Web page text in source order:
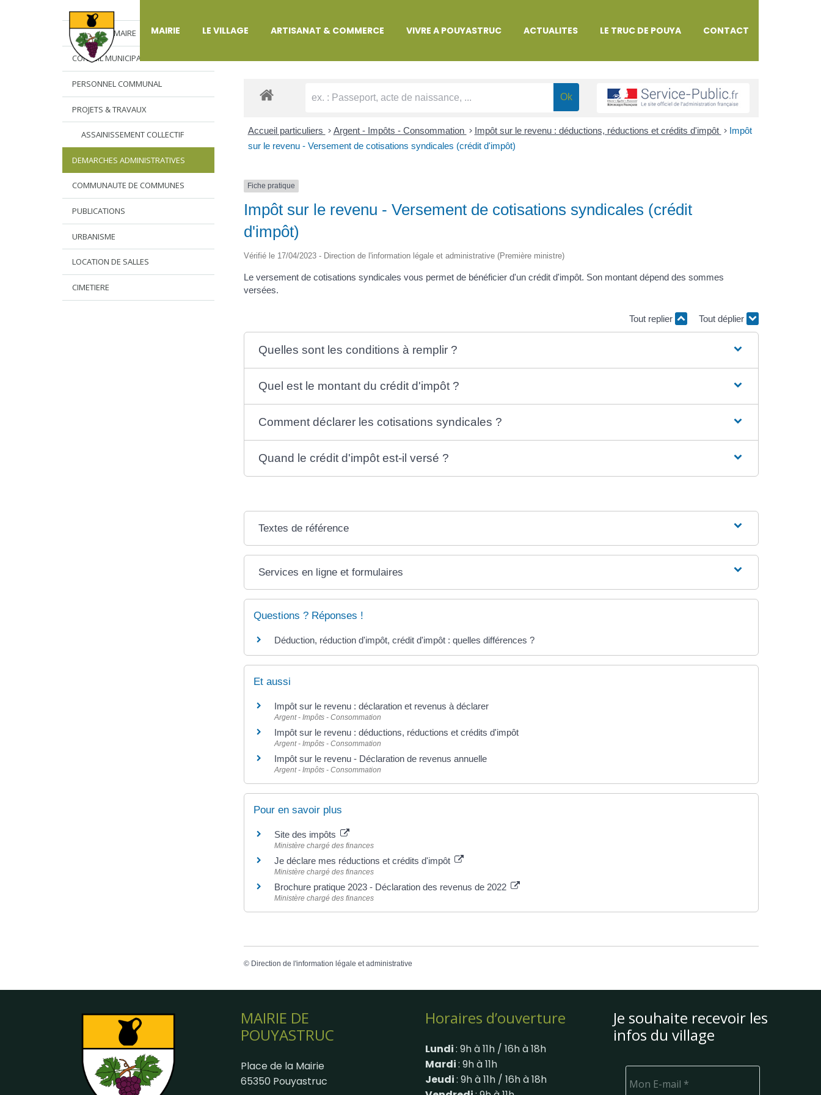
MAIRIE LE VILLAGE ARTISANAT & COMMERCE VIVRE A POUYASTRUC ACTUALITES LE TRUC DE POUYA CONTACT
L’EDITO DU MAIRE
CONSEIL MUNICIPAL
PERSONNEL COMMUNAL
PROJETS & TRAVAUX
ASSAINISSEMENT COLLECTIF
DEMARCHES ADMINISTRATIVES
COMMUNAUTE DE COMMUNES
PUBLICATIONS
URBANISME
LOCATION DE SALLES
CIMETIERE
DÉMARCHES ADMINISTRATIVES
Accueil particuliers > Argent - Impôts - Consommation > Impôt sur le revenu : déductions, réductions et crédits d'impôt > Impôt
sur le revenu - Versement de cotisations syndicales (crédit d'impôt)
Fiche pratique
Impôt sur le revenu - Versement de cotisations syndicales (crédit
d'impôt)
Vérifié le 17/04/2023 - Direction de l'information légale et administrative (Première ministre)
Le versement de cotisations syndicales vous permet de bénéficier d'un crédit d'impôt. Son montant dépend des sommes
versées.
Tout replier Tout déplier
Quelles sont les conditions à remplir ?
Quel est le montant du crédit d'impôt ?
Comment déclarer les cotisations syndicales ?
Quand le crédit d'impôt est-il versé ?
Textes de référence
Services en ligne et formulaires
Questions ? Réponses !
Déduction, réduction d'impôt, crédit d'impôt : quelles différences ?
Et aussi
Impôt sur le revenu : déclaration et revenus à déclarer
Argent - Impôts - Consommation
Impôt sur le revenu : déductions, réductions et crédits d'impôt
Argent - Impôts - Consommation
Impôt sur le revenu - Déclaration de revenus annuelle
Argent - Impôts - Consommation
Pour en savoir plus
Site des impôts
Ministère chargé des finances
Je déclare mes réductions et crédits d'impôt
Ministère chargé des finances
Brochure pratique 2023 - Déclaration des revenus de 2022
Ministère chargé des finances
© Direction de l'information légale et administrative
MAIRIE DE
POUYASTRUC
Place de la Mairie
65350 Pouyastruc
Horaires d’ouverture
Lundi: 9h à 11h / 16h à 18h
Mardi: 9h à 11h
Jeudi: 9h à 11h / 16h à 18h
Je souhaite recevoir les
infos du village